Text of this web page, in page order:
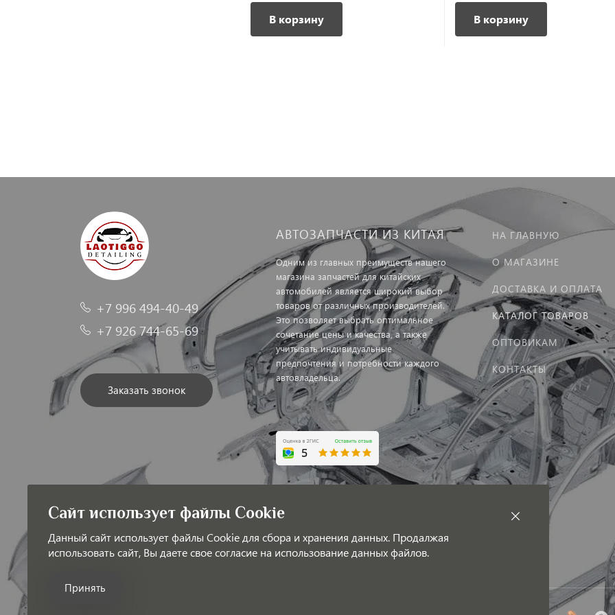
В корзину В корзину
+7 996 494-40-49
+7 926 744-65-69
Заказать звонок
АВТОЗАПЧАСТИ ИЗ КИТАЯ
Одним из главных преимуществ нашего
магазина запчастей для китайских
автомобилей является широкий выбор
товаров от различных производителей.
Это позволяет выбрать оптимальное
сочетание цены и качества, а также
учитывать индивидуальные
предпочтения и потребности каждого
автовладельца.
Публичная оферта
НА ГЛАВНУЮ
О МАГАЗИНЕ
ДОСТАВКА И ОПЛАТА
КАТАЛОГ ТОВАРОВ
ОПТОВИКАМ
КОНТАКТЫ
Сайт использует файлы Cookie
Данный сайт использует файлы Cookie для сбора и хранения данных. Продалжая
использовать сайт, Вы даете свое согласие на использование данных файлов.
Принять